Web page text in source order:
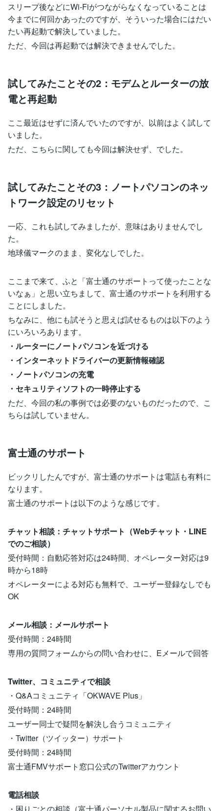
スリープ後などにWi-Fiがつながらなくなっていることは
今までに何回かあったのですが、そういった場合にはだい
たい再起動で解決していました。
ただ、今回は再起動では解決できませんでした。
試してみたことその2：モデムとルーターの放
電と再起動
ここ最近はせずに済んでいたのですが、以前はよく試して
いました。
ただ、こちらに関しても今回は解決せず、でした。
試してみたことその3：ノートパソコンのネッ
トワーク設定のリセット
一応、これも試してみましたが、意味はありませんでし
た。
地球儀マークのまま、変化なしでした。
ここまで来て、ふと「富士通のサポートって使ったことな
いなぁ」と思い立ちまして、富士通のサポートを利用する
ことにしました。
ちなみに、他にも試そうと思えば試せるものは以下のよう
にいろいろあります。
・ルーターにノートパソコンを近づける
・インターネットドライバーの更新情報確認
・ノートパソコンの充電
・セキュリティソフトの一時停止する
ただ、今回の私の事例では必要のないものだったので、こ
ちらは試していません。
富士通のサポート
ビックリしたんですが、富士通のサポートは電話も有料に
なります。
富士通のサポートは以下のような感じです。
チャット相談：チャットサポート（Webチャット・LINE
でのご相談）
受付時間：自動応答対応は24時間、オペレーター対応は9
時から18時
オペレーターによる対応も無料で、ユーザー登録なしでも
OK
メール相談：メールサポート
受付時間：24時間
専用の質問フォームからの問い合わせに、Eメールで回答
Twitter、コミュニティで相談
・Q&Aコミュニティ「OKWAVE Plus」
受付時間：24時間
ユーザー同士で疑問を解決し合うコミュニティ
・Twitter（ツイッター）サポート
受付時間：24時間
富士通FMVサポート窓口公式のTwitterアカウント
電話相談
・困りごとの相談（富士通パーソナル製品に関するお問い